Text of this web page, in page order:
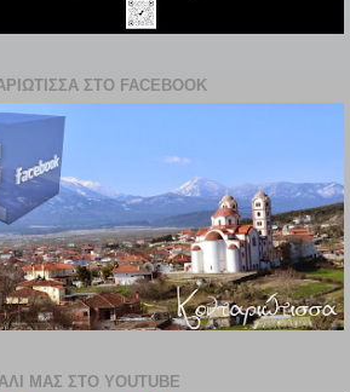
ΣΤΟ FACEBOOK
ΜΑΣ ΣΤΟ YOUTUBE